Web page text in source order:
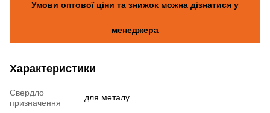
Умови оптової ціни та знижок можна дізнатися у
менеджера
Характеристики
Свердло
призначення
для металу